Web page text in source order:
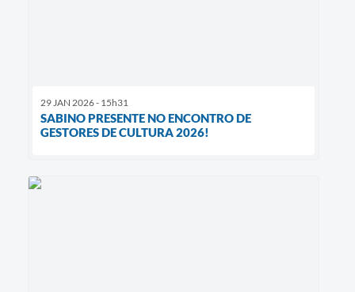
29 JAN 2026 - 15h31
SABINO PRESENTE NO ENCONTRO DE
GESTORES DE CULTURA 2026!